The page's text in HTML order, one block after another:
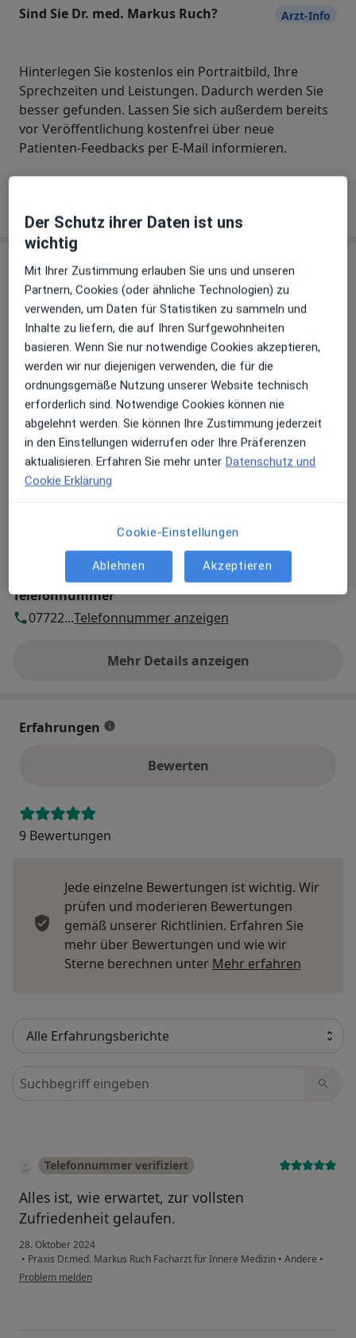
Sind Sie Dr. med. Markus Ruch? Arzt-Info
Hinterlegen Sie kostenlos ein Portraitbild, Ihre
Sprechzeiten und Leistungen. Dadurch werden Sie
besser gefunden. Lassen Sie sich außerdem bereits
vor Veröffentlichung kostenfrei über neue
Patienten-Feedbacks per E-Mail informieren.
Praxis
Praxis Dr.med. Markus Ruch Facharzt für
Innere Medizin
Hauptstr. 61, 78098Triberg im Schwarzwald
Zu Google Mapsöffnet in einer neuen
Verfügbarkeit
Dr. med. Markus Ruch bietet an diesem Standort
über Jameda keine Online-Terminbuchung an
Akzeptierte Versicherungen
Telefonnummer
07722...Telefonnummer anzeigen
Mehr Details anzeigen
über die Adresse
Erfahrungen
Bewerten
9 Bewertungen
Jede einzelne Bewertungen ist wichtig. Wir
prüfen und moderieren Bewertungen
gemäß unserer Richtlinien. Erfahren Sie
mehr über Bewertungen und wie wir
Sterne berechnen unter Mehr erfahren
Bewertungen durchsuchen
Telefonnummer verifiziert
Alles ist, wie erwartet, zur vollsten
Zufriedenheit gelaufen.
28. Oktober 2024
• Praxis Dr.med. Markus Ruch Facharzt für Innere Medizin • Andere •
Problem melden
Der Schutz ihrer Daten ist uns
wichtig
Mit Ihrer Zustimmung erlauben Sie uns und unseren
Partnern, Cookies (oder ähnliche Technologien) zu
verwenden, um Daten für Statistiken zu sammeln und
Inhalte zu liefern, die auf Ihren Surfgewohnheiten
basieren. Wenn Sie nur notwendige Cookies akzeptieren,
werden wir nur diejenigen verwenden, die für die
ordnungsgemäße Nutzung unserer Website technisch
erforderlich sind. Notwendige Cookies können nie
abgelehnt werden. Sie können Ihre Zustimmung jederzeit
in den Einstellungen widerrufen oder Ihre Präferenzen
aktualisieren. Erfahren Sie mehr unter Datenschutz und
Cookie Erklärung
Cookie-Einstellungen
Ablehnen Akzeptieren